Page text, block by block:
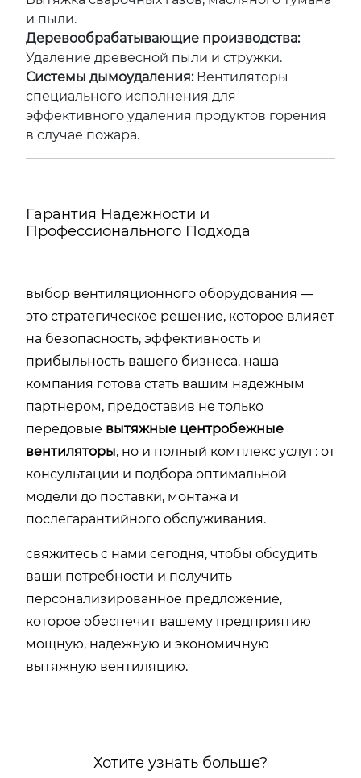
и пыли.
Деревообрабатывающие производства:
Удаление древесной пыли и стружки.
Системы дымоудаления:Вентиляторы
специального исполнения для
эффективного удаления продуктов горения
в случае пожара.
Гарантия Надежности и
Профессионального Подхода
выбор вентиляционного оборудования —
это стратегическое решение, которое влияет
на безопасность, эффективность и
прибыльность вашего бизнеса. наша
компания готова стать вашим надежным
партнером, предоставив не только
передовые вытяжные центробежные
вентиляторы, но и полный комплекс услуг: от
консультации и подбора оптимальной
модели до поставки, монтажа и
послегарантийного обслуживания.
свяжитесь с нами сегодня, чтобы обсудить
ваши потребности и получить
персонализированное предложение,
которое обеспечит вашему предприятию
мощную, надежную и экономичную
вытяжную вентиляцию.
Хотите узнать больше?